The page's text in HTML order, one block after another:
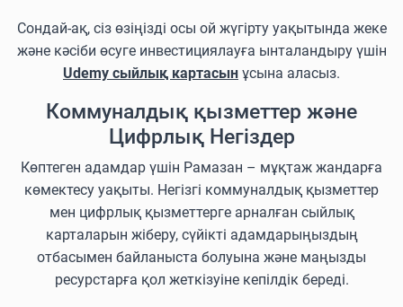
Сондай-ақ, сіз өзіңізді осы ой жүгірту уақытында жеке
және кәсіби өсуге инвестициялауға ынталандыру үшін
Udemy сыйлық картасын ұсына аласыз.
Коммуналдық қызметтер және
Цифрлық Негіздер
Көптеген адамдар үшін Рамазан – мұқтаж жандарға
көмектесу уақыты. Негізгі коммуналдық қызметтер
мен цифрлық қызметтерге арналған сыйлық
карталарын жіберу, сүйікті адамдарыңыздың
отбасымен байланыста болуына және маңызды
ресурстарға қол жеткізуіне кепілдік береді.